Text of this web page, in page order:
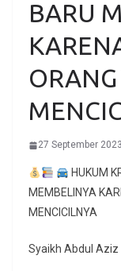
BARU
27 September 2023
HUKUM
MEMBELINYA
MENCICILNYA
Syaikh Abdul